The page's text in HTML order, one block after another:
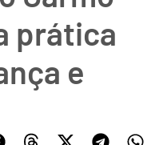
prática
e